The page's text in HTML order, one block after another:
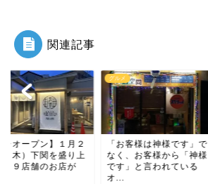
関連記事
客様は神様です」で
、お客様から「神様
」と言われている
グルメ
スルーできないドライブ
スルー！ロバート秋山パ
パの「ファンキータイ
ガ...